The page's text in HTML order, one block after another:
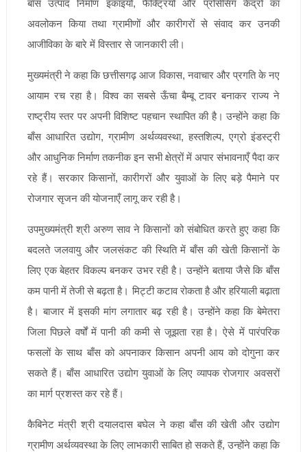
बाँस उत्पाद निर्माण इकाइयों, फैक्ट्रियों और प्रोसेसिंग केंद्रों का
अवलोकन किया तथा ग्रामीणों और कारीगरों से संवाद कर उनकी
आजीविका के बारे में विस्तार से जानकारी ली।
मुख्यमंत्री ने कहा कि छत्तीसगढ़ आज विकास, नवाचार और प्रगति के नए
आयाम रच रहा है। विश्व का सबसे ऊँचा बैम्बू टावर बनाकर राज्य ने
राष्ट्रीय स्तर पर अपनी विशिष्ट पहचान स्थापित की है। उन्होंने कहा कि
बाँस आधारित उद्योग, ग्रामीण अर्थव्यवस्था, हस्तशिल्प, एग्रो इंडस्ट्री
और आधुनिक निर्माण तकनीक इन सभी क्षेत्रों में अपार संभावनाएँ पैदा कर
रहे हैं। सरकार किसानों, कारीगरों और युवाओं के लिए बड़े पैमाने पर
रोजगार सृजन की योजनाएँ लागू कर रही है।
उपमुख्यमंत्री श्री अरुण साव ने किसानों को संबोधित करते हुए कहा कि
बदलते जलवायु और जलसंकट की स्थिति में बाँस की खेती किसानों के
लिए एक बेहतर विकल्प बनकर उभर रही है। उन्होंने बताया जैसे कि बाँस
कम पानी में तेजी से बढ़ता है। मिट्टी कटाव रोकता है और हरियाली बढ़ाता
है। बाजार में इसकी मांग लगातार बढ़ रही है। उन्होंने कहा कि बेमेतरा
जिला पिछले वर्षों में पानी की कमी से जूझता रहा है। ऐसे में पारंपरिक
फसलों के साथ बाँस को अपनाकर किसान अपनी आय को दोगुना कर
सकते हैं। बाँस आधारित उद्योग युवाओं के लिए व्यापक रोजगार अवसरों
का मार्ग प्रशस्त कर रहे हैं।
कैबिनेट मंत्री श्री दयालदास बघेल ने कहा बाँस की खेती और उद्योग
ग्रामीण अर्थव्यवस्था के लिए लाभकारी साबित हो सकते हैं, उन्होंने कहा कि